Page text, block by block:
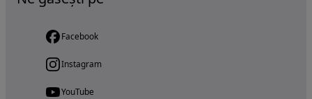
Facebook
Instagram
YouTube